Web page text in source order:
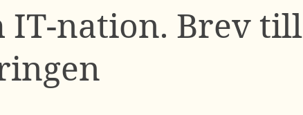
IT-nation. Brev till